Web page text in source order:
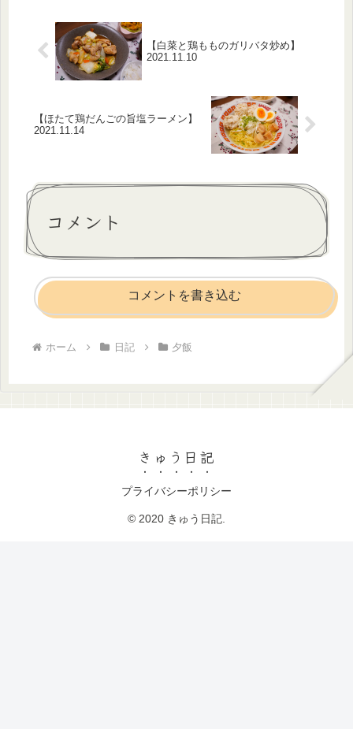
【白菜と鶏もものガリバタ炒め】
2021.11.10
【ほたて鶏だんごの旨塩ラーメン】
2021.11.14
コメント
コメントを書き込む
ホーム 日記 夕飯
きゅう日記
プライバシーポリシー
© 2020 きゅう日記.